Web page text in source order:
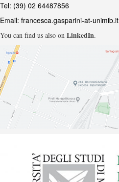
Tel: (39) 02 64487856
Email: francesca.gasparini-at-unimib.it
You can find us also on LinkedIn.